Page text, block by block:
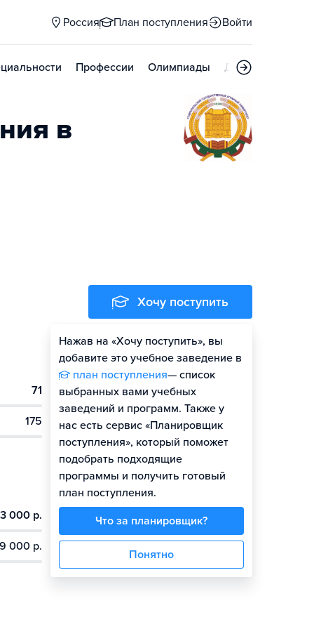
Россия План поступления Войти
Профессии Олимпиады Дни открытых
в
71
175
000 р.
000 р.
Хочу поступить
Нажав на «Хочу поступить», вы
добавите это учебное заведение в
план поступления— список
выбранных вами учебных
заведений и программ. Также у
нас есть сервис «Планировщик
поступления», который поможет
подобрать подходящие
программы и получить готовый
план поступления.
Что за планировщик?
Понятно
Оценить шансы